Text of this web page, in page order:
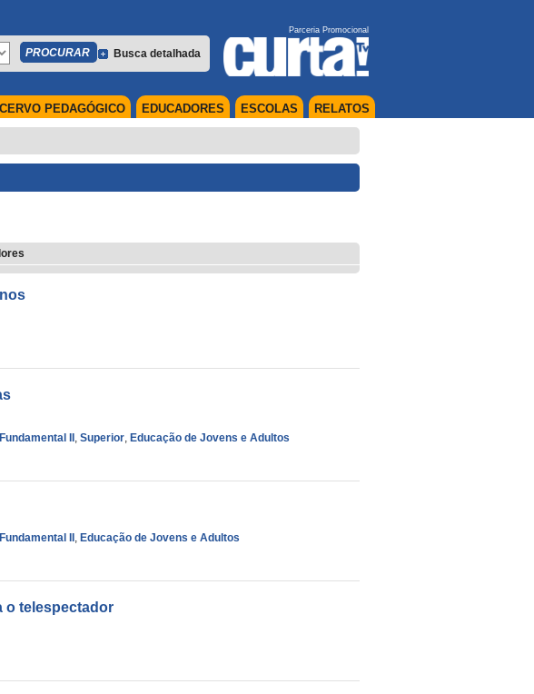
Busca detalhada
Parceria Promocional
RELATOS
ESCOLAS
EDUCADORES
PEDAGÓGICO
II , Superior, Educação de Jovens e Adultos
II , Educação de Jovens e Adultos
o telespectador